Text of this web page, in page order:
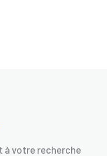
à votre recherche